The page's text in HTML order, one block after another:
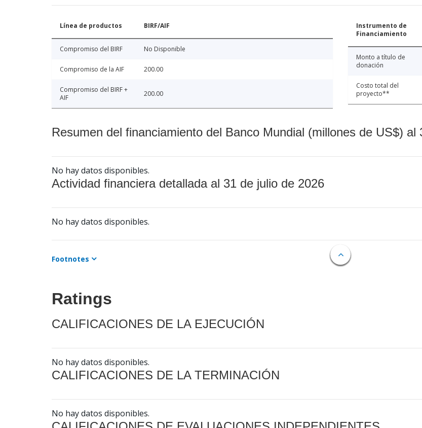
Línea de productos BIRF/AIF
Compromiso del BIRF No Disponible
Compromiso de la AIF 200.00
Compromiso del BIRF +
AIF
200.00
Instrumento de
Financiamiento
Monto a título de
donación
Costo total del
proyecto**
Resumen del financiamiento del Banco Mundial (millones de US$) al
No hay datos disponibles.
Actividad financiera detallada al 31 de julio de 2026
No hay datos disponibles.
Footnotes
Ratings
CALIFICACIONES DE LA EJECUCIÓN
No hay datos disponibles.
CALIFICACIONES DE LA TERMINACIÓN
No hay datos disponibles.